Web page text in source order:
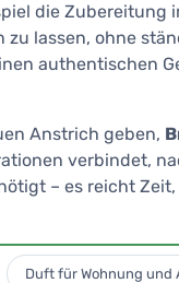
die Zubereitung
lassen, ohne
authentischen
Anstrich geben,
verbindet,
– es reicht
Duft für Wohnung und